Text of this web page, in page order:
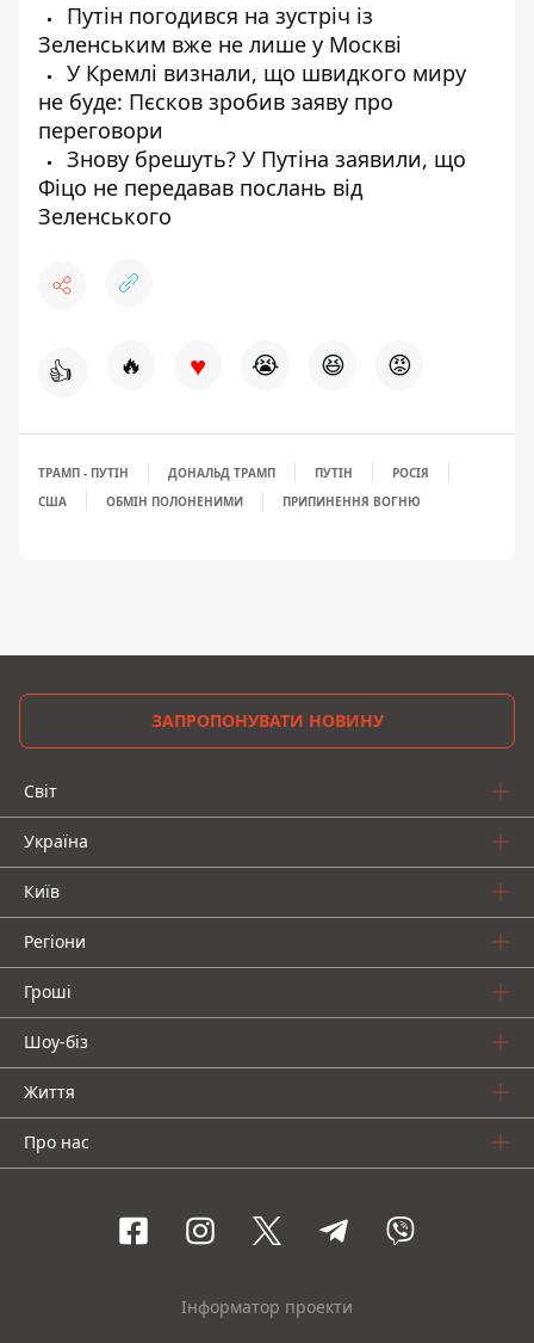
Путін погодився на зустріч із
Зеленським вже не лише у Москві
У Кремлі визнали, що швидкого миру
не буде: Пєсков зробив заяву про
переговори
Знову брешуть? У Путіна заявили, що
Фіцо не передавав послань від
Зеленського
👍 🔥 ♥ 😭 😆 😡
ТРАМП - ПУТІН ДОНАЛЬД ТРАМП ПУТІН
РОСІЯ
США
ОБМІН ПОЛОНЕНИМИ ПРИПИНЕННЯ ВОГНЮ
ЗАПРОПОНУВАТИ НОВИНУ
Світ
Україна
Київ
Регіони
Гроші
Шоу-біз
Життя
Про нас
Інформатор проекти